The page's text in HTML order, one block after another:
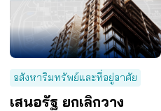
อสังหาริมทรัพย์และที่อยู่อาศัย
เสนอรัฐ ยกเลิกวาง